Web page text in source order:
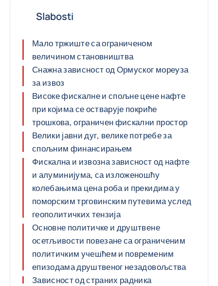
Slabosti
Мало тржиште са ограниченом
величином становништва
Снажна зависност од Ормуског мореуза
за извоз
Високе фискалне и спољне цене нафте
при којима се остварује покриће
трошкова, ограничен фискални простор
Велики јавни дуг, велике потребе за
спољним финансирањем
Фискална и извозна зависност од нафте
и алуминијума, са изложеношћу
колебањима цена роба и прекидима у
поморским трговинским путевима услед
геополитичких тензија
Основне политичке и друштвене
осетљивости повезане са ограниченим
политичким учешћем и повременим
епизодама друштвеног незадовољства
Зависност од страних радника